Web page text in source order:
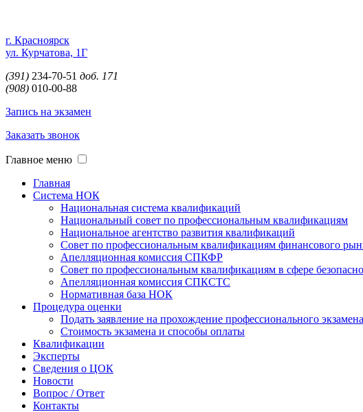
г. Красноярск
ул. Курчатова, 1Г
(391) 234-70-51 доб. 171
(908) 010-00-88
Запись на экзамен
Заказать звонок
Главное меню
Главная
Система НОК
Национальная система квалификаций
Национальный совет по профессиональным квалификациям
Национальное агентство развития квалификаций
Совет по профессиональным квалификациям финансового
Апелляционная комиссия СПКФР
Совет по профессиональным квалификациям в сфере
Апелляционная комиссия СПКСТС
Нормативная база НОК
Процедура оценки
Подать заявление на прохождение профессионального экзамена
Стоимость экзамена и способы оплаты
Квалификации
Эксперты
Сведения о ЦОК
Новости
Вопрос / Ответ
Контакты